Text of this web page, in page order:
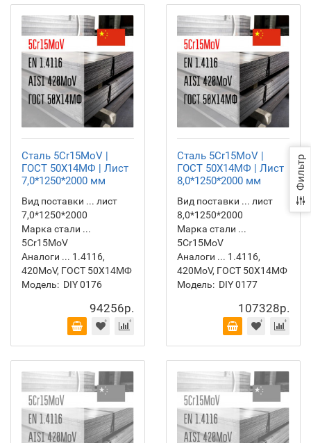
Фильтр
Сталь 5Cr15MoV |
ГОСТ 50Х14МФ | Лист
7,0*1250*2000 мм
Вид поставки ... лист
7,0*1250*2000
Марка стали ...
5Cr15MoV
Аналоги ... 1.4116,
420MoV, ГОСТ 50Х14МФ
Модель: DIY 0176
94256р.
Сталь 5Cr15MoV |
ГОСТ 50Х14МФ | Лист
8,0*1250*2000 мм
Вид поставки ... лист
8,0*1250*2000
Марка стали ...
5Cr15MoV
Аналоги ... 1.4116,
420MoV, ГОСТ 50Х14МФ
Модель: DIY 0177
107328р.